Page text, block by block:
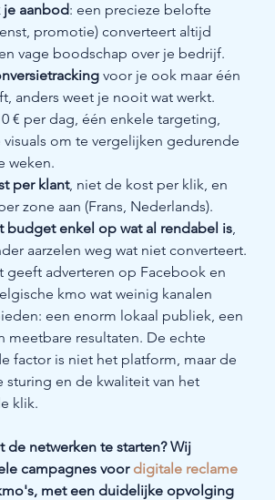
aanbod: een precieze belofte
promotie) converteert altijd
vage boodschap over je bedrijf.
voor je ook maar één
anders weet je nooit wat werkt.
€ per dag, één enkele targeting,
om te vergelijken gedurende
weken.
per klant, niet de kost per klik, en
zone aan (Frans, Nederlands).
budget enkel op wat al rendabel is,
aarzelen weg wat niet converteert.
geeft adverteren op Facebook en
kmo wat weinig kanalen
een enorm lokaal publiek, een
meetbare resultaten. De echte
factor is niet het platform, maar de
sturing en de kwaliteit van het
klik.
de netwerken te starten? Wij
campagnes voor digitale reclame
met een duidelijke opvolging